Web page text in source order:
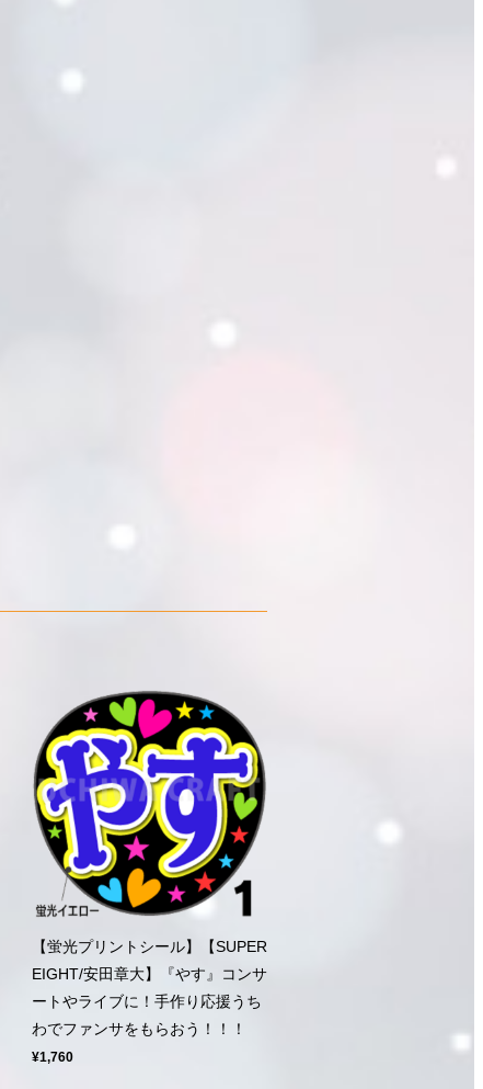
【蛍光プリントシール】【SUPER
EIGHT/安田章大】『やす』コンサ
ートやライブに！手作り応援うち
わでファンサをもらおう！！！
¥1,760